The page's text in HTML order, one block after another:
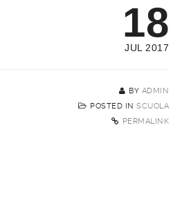
18
JUL 2017
BY ADMIN
POSTED IN SCUOLA
PERMALINK